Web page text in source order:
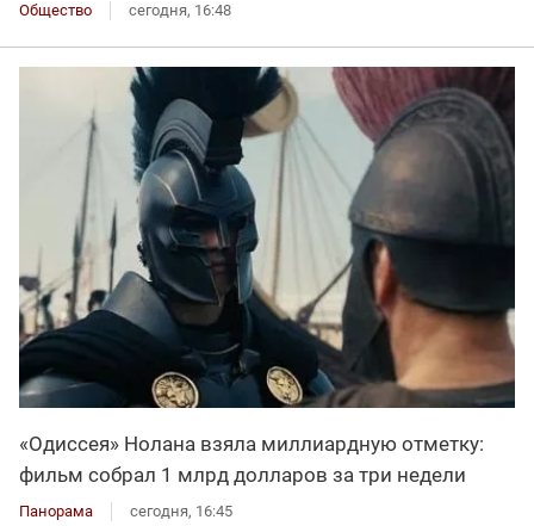
Общество сегодня, 16:48
«Одиссея» Нолана взяла миллиардную отметку:
фильм собрал 1 млрд долларов за три недели
Панорама сегодня, 16:45